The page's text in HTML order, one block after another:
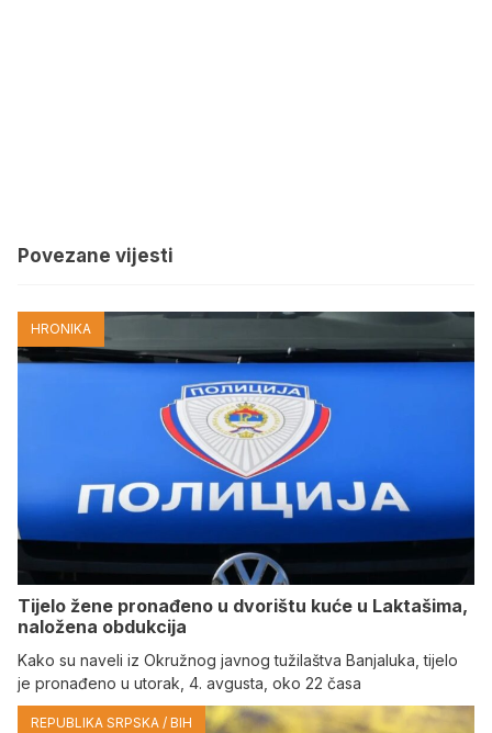
Povezane vijesti
HRONIKA
Tijelo žene pronađeno u dvorištu kuće u Laktašima,
naložena obdukcija
Kako su naveli iz Okružnog javnog tužilaštva Banjaluka, tijelo
je pronađeno u utorak, 4. avgusta, oko 22 časa
REPUBLIKA SRPSKA / BIH